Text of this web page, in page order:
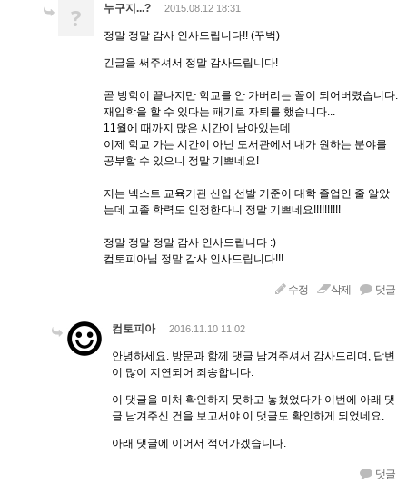
? 누구지...? 2015.08.12 18:31
정말 정말 감사 인사드립니다!! (꾸벅)
긴글을 써주셔서 정말 감사드립니다!
곧 방학이 끝나지만 학교를 안 가버리는 꼴이 되어버렸습니다.
재입학을 할 수 있다는 패기로 자퇴를 했습니다...
11월에 때까지 많은 시간이 남아있는데
이제 학교 가는 시간이 아닌 도서관에서 내가 원하는 분야를
공부할 수 있으니 정말 기쁘네요!
저는 넥스트 교육기관 신입 선발 기준이 대학 졸업인 줄 알았
는데 고졸 학력도 인정한다니 정말 기쁘네요!!!!!!!!!!
정말 정말 정말 감사 인사드립니다 :)
컴토피아님 정말 감사 인사드립니다!!!
수정 삭제 댓글
컴토피아 2016.11.10 11:02
안녕하세요. 방문과 함께 댓글 남겨주셔서 감사드리며, 답변
이 많이 지연되어 죄송합니다.
이 댓글을 미처 확인하지 못하고 놓쳤었다가 이번에 아래 댓
글 남겨주신 건을 보고서야 이 댓글도 확인하게 되었네요.
아래 댓글에 이어서 적어가겠습니다.
댓글